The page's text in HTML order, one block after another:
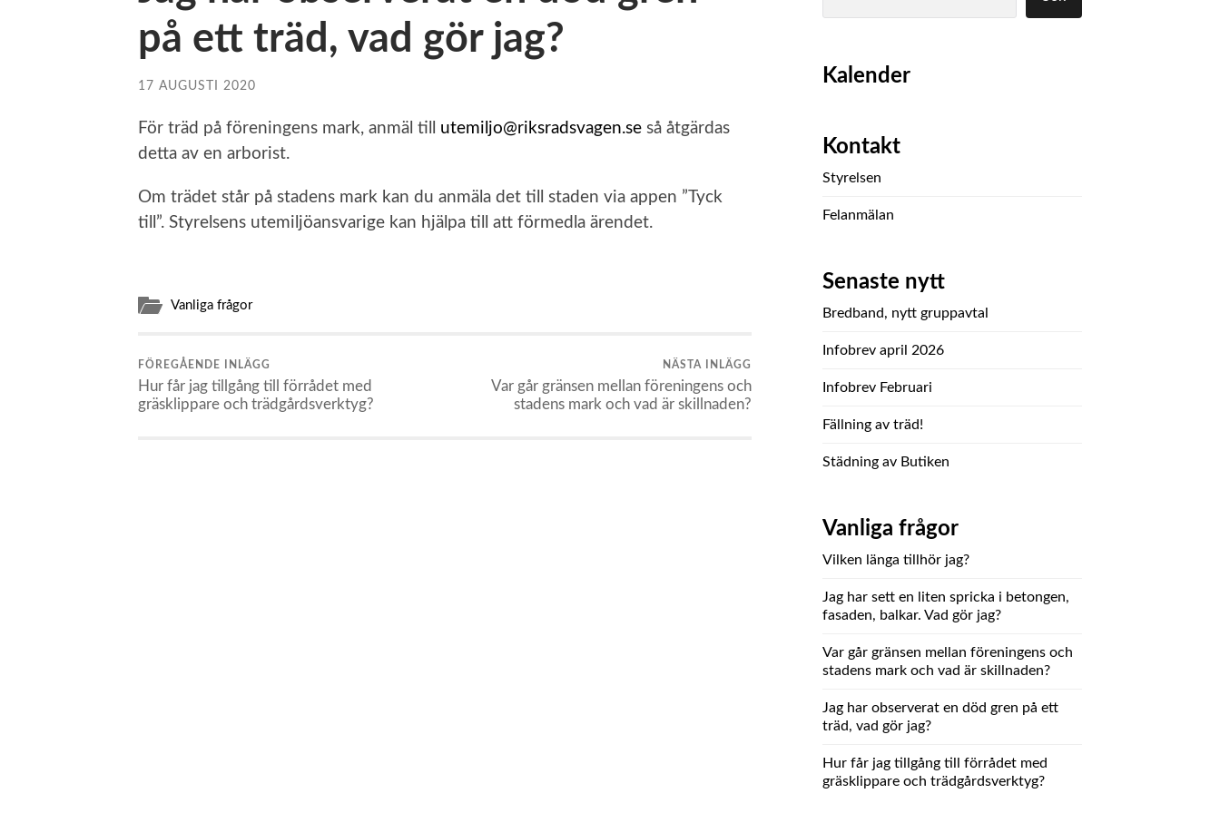
på ett träd, vad gör jag?
17 AUGUSTI 2020
För träd på föreningens mark, anmäl till utemiljo@riksradsvagen.se så åtgärdas
detta av en arborist.
Om trädet står på stadens mark kan du anmäla det till staden via appen ”Tyck
till”. Styrelsens utemiljöansvarige kan hjälpa till att förmedla ärendet.
Vanliga frågor
FÖREGÅENDE INLÄGG
Hur får jag tillgång till förrådet med
gräsklippare och trädgårdsverktyg?
NÄSTA INLÄGG
Var går gränsen mellan föreningens och
stadens mark och vad är skillnaden?
Kalender
Kontakt
Styrelsen
Felanmälan
Senaste nytt
Bredband, nytt gruppavtal
Infobrev april 2026
Infobrev Februari
Fällning av träd!
Städning av Butiken
Vanliga frågor
Vilken länga tillhör jag?
Jag har sett en liten spricka i betongen,
fasaden, balkar. Vad gör jag?
Var går gränsen mellan föreningens och
stadens mark och vad är skillnaden?
Jag har observerat en död gren på ett
träd, vad gör jag?
Hur får jag tillgång till förrådet med
gräsklippare och trädgårdsverktyg?